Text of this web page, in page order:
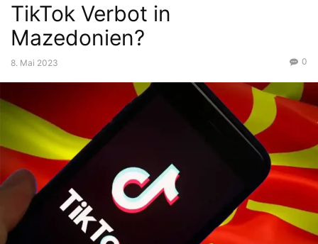
TikTok Verbot in
Mazedonien?
8. Mai 2023 0